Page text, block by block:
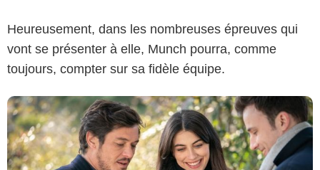
Heureusement, dans les nombreuses épreuves qui
vont se présenter à elle, Munch pourra, comme
toujours, compter sur sa fidèle équipe.